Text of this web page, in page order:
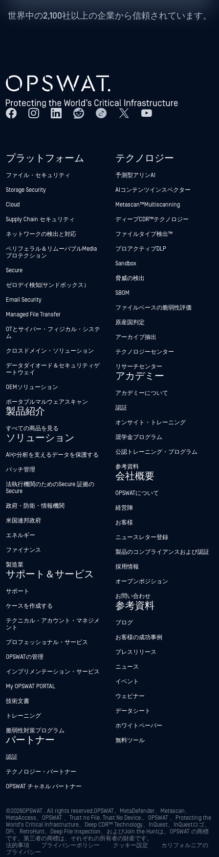
世界中の2,100社以上の企業から信頼されています。
プラットフォーム
ファイル・セキュリティ
Storage Security
Cloud
Supply Chain セキュリティ
ネットワークの検出と対応
ペリフェラル＆リムーバブルMedia
プロテクション
Secure
ゼロデイ検知(サンドボックス）
Email Security
Managed File Transfer
OTとサイバー・フィジカル・システ
ム
クロスドメイン・ソリューション
データダイオード＆セキュリティゲ
ートウェイ
OEMソリューション
ポータブルマルウェアスキャン
製品紹介
すべての商品を見る
ソリューション
AIや分析を支えるデータを保護する
パッチ管理
法執行機関のためのSecure 証拠の
Secure
政府・防衛・情報機関
米国連邦政府
エネルギー
ファイナンス
製造業
サポート＆サービス
サポート
ケースを作成する
テクニカル・アカウント・マネジメ
ント
プロフェッショナル・サービス
OPSWATの管理
インプリメンテーション・サービス
My OPSWAT PORTAL
技術文書
トレーニング
脆弱性対策プログラム
パートナー
認証
テクノロジー・パートナー
OPSWAT チャネル パートナー
テクノロジー
予測型アリンAI
AIコンテンツインスペクター
Metascan™ Multiscanning
ディープCDR™テクノロジー
ファイルタイプ検出™
プロアクティブDLP
Sandbox
脅威の検出
SBOM
ファイルベースの脆弱性評価
原産国判定
アーカイブ抽出
テクノロジーセンター
リサーチセンター
アカデミー
アカデミーについて
認証
オンサイト・トレーニング
奨学金プログラム
公認トレーニング・プログラム
参考資料
会社概要
OPSWATについて
経営陣
お客様
ニュースレター登録
製品のコンプライアンスおよび認証
採用情報
オープンポジション
お問い合わせ
参考資料
ブログ
お客様の成功事例
プレスリリース
ニュース
イベント
ウェビナー
データシート
ホワイトペーパー
無料ツール
©2026OPSWAT . All rights reserved.OPSWAT、MetaDefender、Metascan、
MetaAccess、OPSWAT 、Trust no File. Trust No Device.、OPSWAT 、Protecting the
World's Critical Infrastructure、Deep CDR™ Technology、InQuest、InQuestロゴ、
DFI、RetroHunt、Deep File Inspection、およびJoin the Huntは、OPSWAT の商標
です。第三者の商標は、それぞれの所有者の財産です。
法的事項
プライバシーポリシー クッキー設定
カリフォルニアの
プライバシー